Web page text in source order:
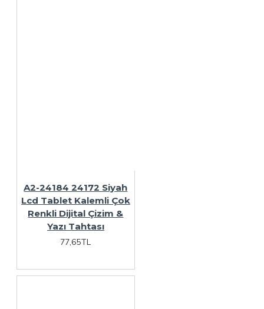
A2-24184 24172 Siyah
Lcd Tablet Kalemli Çok
Renkli Dijital Çizim &
Yazı Tahtası
77,65TL